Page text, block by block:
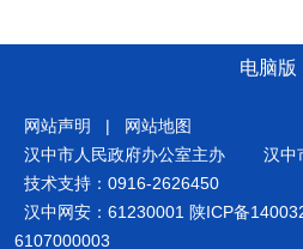
电脑版
网站声明 |
网站地图
汉中市人民政府办公室主办
汉中
技术支持：0916-2626450
汉中网安：61230001 陕ICP备
6107000003